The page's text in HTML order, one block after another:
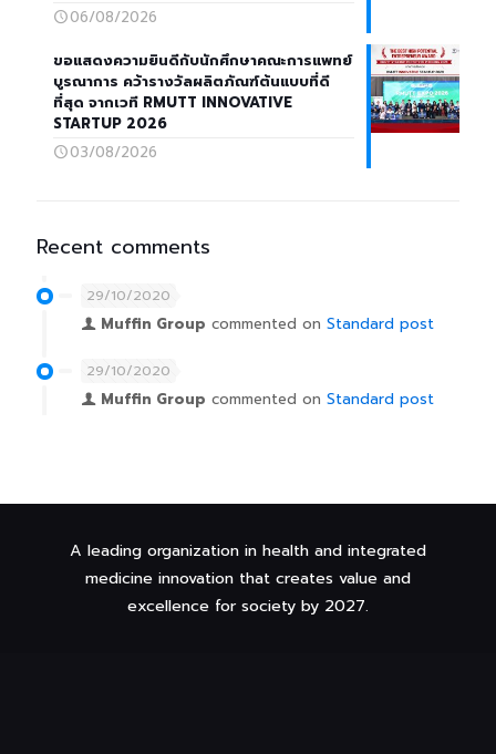
06/08/2026
ขอแสดงความยินดีกับนักศึกษาคณะการแพทย์
บูรณาการ คว้ารางวัลผลิตภัณฑ์ต้นแบบที่ดี
ที่สุด จากเวที RMUTT INNOVATIVE
STARTUP 2026
03/08/2026
Recent comments
29/10/2020
Muffin Group commented on Standard post
29/10/2020
Muffin Group commented on Standard post
A leading organization in health and integrated
medicine innovation that creates value and
excellence for society by 2027.